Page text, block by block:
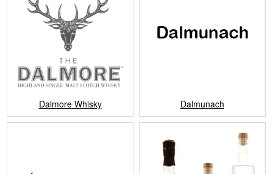
Dalmore Whisky Dalmunach